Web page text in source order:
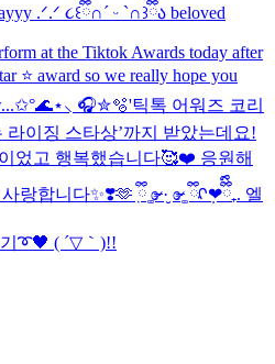
.ᐟ.ᐟ ૮꒰ྀི∩´ ᵕ `∩꒱ྀིა beloved
at the Tiktok Awards today after
⭐️ award so we really hope you
✩°🌊⋆⸜ 🎧✮🫧'틱톡 어워즈 코리
라이징 스타상’까지 받았는데요!
었고 행복했습니다🥰❤️ 응원해
랑합니다✨❣️🫶 ٜ ྀི ͚ɞ̴̶̷ ·̮ ɞ̴̶̷ ͚ ྀིᡘ݂❤︎ྀིྀི₊. 엘
➰🖤 ( ´▽｀)!!